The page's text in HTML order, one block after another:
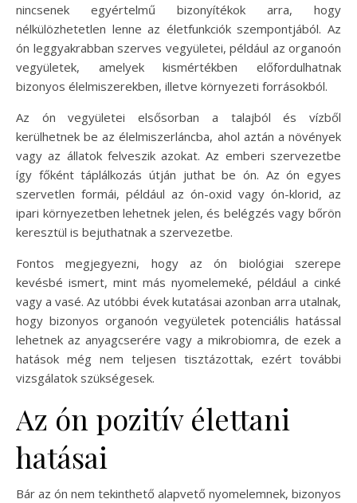
nincsenek egyértelmű bizonyítékok arra, hogy
nélkülözhetetlen lenne az életfunkciók szempontjából. Az
ón leggyakrabban szerves vegyületei, például az organoón
vegyületek, amelyek kismértékben előfordulhatnak
bizonyos élelmiszerekben, illetve környezeti forrásokból.
Az ón vegyületei elsősorban a talajból és vízből
kerülhetnek be az élelmiszerláncba, ahol aztán a növények
vagy az állatok felveszik azokat. Az emberi szervezetbe
így főként táplálkozás útján juthat be ón. Az ón egyes
szervetlen formái, például az ón-oxid vagy ón-klorid, az
ipari környezetben lehetnek jelen, és belégzés vagy bőrön
keresztül is bejuthatnak a szervezetbe.
Fontos megjegyezni, hogy az ón biológiai szerepe
kevésbé ismert, mint más nyomelemeké, például a cinké
vagy a vasé. Az utóbbi évek kutatásai azonban arra utalnak,
hogy bizonyos organoón vegyületek potenciális hatással
lehetnek az anyagcserére vagy a mikrobiomra, de ezek a
hatások még nem teljesen tisztázottak, ezért további
vizsgálatok szükségesek.
Az ón pozitív élettani
hatásai
Bár az ón nem tekinthető alapvető nyomelemnek, bizonyos